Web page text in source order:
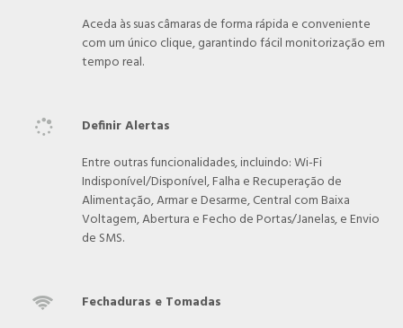
Aceda às suas câmaras de forma rápida e conveniente
com um único clique, garantindo fácil monitorização em
tempo real.

Definir Alertas
Entre outras funcionalidades, incluindo: Wi-Fi
Indisponível/Disponível, Falha e Recuperação de
Alimentação, Armar e Desarme, Central com Baixa
Voltagem, Abertura e Fecho de Portas/Janelas, e Envio
de SMS.

Fechaduras e Tomadas